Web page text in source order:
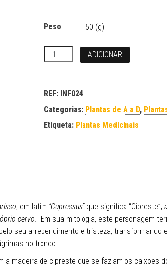
Peso
Quantidade ADICIONAR
REF: INF024
Categorias: Plantas de A a D,
Etiqueta: Plantas Medicinais
, em latim “Cupressus”que significa “Cipreste”,
cervo. Em sua mitologia, este personagem
seu arrependimento e tristeza, transformando
no tronco.
a madeira de cipreste que se faziam os caixões